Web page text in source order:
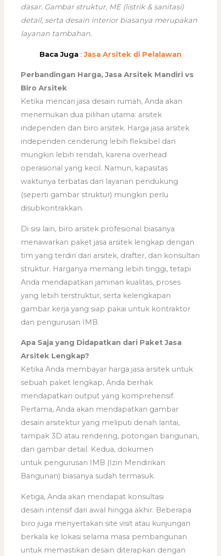
dasar. Gambar struktur, ME (listrik & sanitasi)
detail, serta desain interior biasanya merupakan
layanan tambahan.
Baca Juga :Jasa Arsitek di Pelalawan
Perbandingan Harga, Jasa Arsitek Mandiri vs
Biro Arsitek
Ketika mencari jasa desain rumah, Anda akan
menemukan dua pilihan utama: arsitek
independen dan biro arsitek. Harga jasa arsitek
independen cenderung lebih fleksibel dan
mungkin lebih rendah, karena overhead
operasional yang kecil. Namun, kapasitas
waktunya terbatas dan layanan pendukung
(seperti gambar struktur) mungkin perlu
disubkontrakkan.
Di sisi lain, biro arsitek profesional biasanya
menawarkan paket jasa arsitek lengkap dengan
tim yang terdiri dari arsitek, drafter, dan konsultan
struktur. Harganya memang lebih tinggi, tetapi
Anda mendapatkan jaminan kualitas, proses
yang lebih terstruktur, serta kelengkapan
gambar kerja yang siap pakai untuk kontraktor
dan pengurusan IMB.
Apa Saja yang Didapatkan dari Paket Jasa
Arsitek Lengkap?
Ketika Anda membayar harga jasa arsitek untuk
sebuah paket lengkap, Anda berhak
mendapatkan output yang komprehensif.
Pertama, Anda akan mendapatkan gambar
desain arsitektur yang meliputi denah lantai,
tampak 3D atau rendering, potongan bangunan,
dan gambar detail. Kedua, dokumen
untuk pengurusan IMB (Izin Mendirikan
Bangunan) biasanya sudah termasuk.
Ketiga, Anda akan mendapat konsultasi
desain intensif dari awal hingga akhir. Beberapa
biro juga menyertakan site visit atau kunjungan
berkala ke lokasi selama masa pembangunan
untuk memastikan desain diterapkan dengan